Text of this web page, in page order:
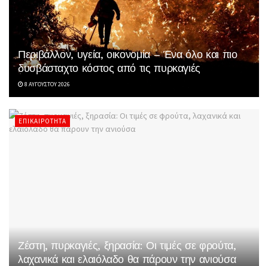
Περιβάλλον, υγεία, οικονομία – Ένα όλο και πιο
δυσβάσταχτο κόστος από τις πυρκαγιές
8 ΑΥΓΟΎΣΤΟΥ 2026
ΕΠΙΚΑΙΡΌΤΗΤΑ
Ζέστη, πυρκαγιές, ξηρασία: Οι τιμές σε φρούτα,
λαχανικά και ελαιόλαδο θα πάρουν την ανιούσα